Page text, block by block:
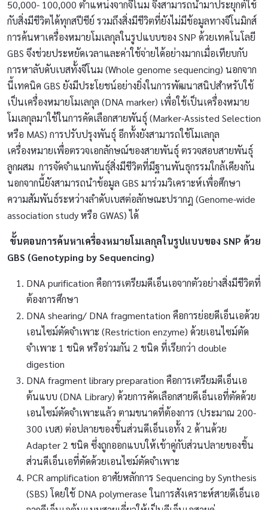
50,000- 100,000 ตำแหน่งจากจีโนม จึงสามารถนำมาประยุกต์ใช้
กับสิ่งมีชีวิตได้ทุกสปีชีย์ รวมถึงสิ่งมีชีวิตที่ยังไม่มีข้อมูลทางจีโนมิกส์
การค้นหาเครื่องหมายโมเลกุลในรูปแบบของ SNP ด้วยเทคโนโลยี
GBS จึงช่วยประหยัดเวลาและค่าใช้จ่ายได้อย่างมากเมื่อเทียบกับ
การหาลับดับเบสทั้งจีโนม (Whole genome sequencing) นอกจาก
นี้เทคนิค GBS ยังมีประโยชน์อย่างยิ่งในการพัฒนาสนิปสำหรับใช้
เป็นเครื่องหมายโมเลกุล (DNA marker) เพื่อใช้เป็นเครื่องหมาย
โมเลกุลมาใช้ในการคัดเลือกสายพันธุ์ (Marker-Assisted Selection
หรือ MAS) การปรับปรุงพันธุ์ อีกทั้งยังสามารถใช้โมเลกุล
เครื่องหมายเพื่อตรวจเอกลักษณ์ของสายพันธุ์ ตรวจสอบสายพันธุ์
ลูกผสม การจัดจำแนกพันธุ์สิ่งมีชีวิตที่มีฐานพันธุกรรมใกล้เคียงกัน
นอกจากนี้ยังสามารถนำข้อมูล GBS มาร่วมวิเคราะห์เพื่อศึกษา
ความสัมพันธ์ระหว่างลำดับเบสต่อลักษณะปรากฎ (Genome-wide
association study หรือ GWAS) ได้
ขั้นตอนการค้นหาเครื่องหมายโมเลกุลในรูปแบบของ SNP ด้วย
GBS (Genotyping by Sequencing)
DNA purification คือการเตรียมดีเอ็นเอจากตัวอย่างสิ่งมีชีวิตที่
ต้องการศึกษา
DNA shearing/ DNA fragmentation คือการย่อยดีเอ็นเอด้วย
เอนไซม์ตัดจำเพาะ (Restriction enzyme) ด้วยเอนไซม์ตัด
จำเพาะ 1 ชนิด หรือร่วมกัน 2 ชนิด ที่เรียกว่า double
digestion
DNA fragment library preparation คือการเตรียมดีเอ็นเอ
ต้นแบบ (DNA Library) ด้วยการคัดเลือกสายดีเอ็นเอที่ตัดด้วย
เอนไซม์ตัดจำเพาะแล้ว ตามขนาดที่ต้องการ (ประมาณ 200-
300 เบส) ต่อปลายของชิ้นส่วนดีเอ็นเอทั้ง 2 ด้านด้วย
Adapter 2 ชนิด ซึ่งถูกออกแบบให้เข้าคู่กับส่วนปลายของชิ้น
ส่วนดีเอ็นเอที่ตัดด้วยเอนไซม์ตัดจำเพาะ
PCR amplification อาศัยหลักการ Sequencing by Synthesis
(SBS) โดยใช้ DNA polymerase ในการสังเคราะห์สายดีเอ็นเอ